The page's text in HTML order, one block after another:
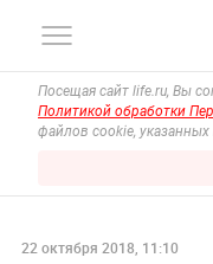
Посещая сайт life.ru, Вы
Политикой обработки
файлов cookie,
22 октября 2018, 11:10